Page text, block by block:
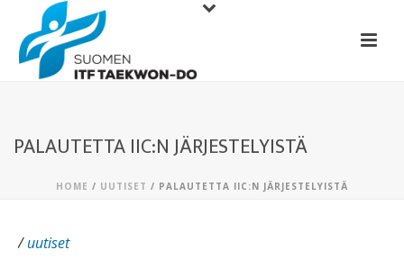
PALAUTETTA IIC:N JÄRJESTELYISTÄ
HOME / UUTISET / PALAUTETTA IIC:N JÄRJESTELYISTÄ
/uutiset